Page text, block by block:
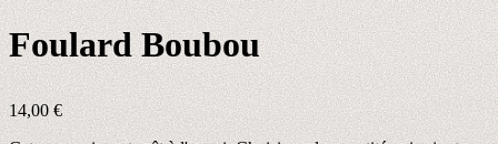
Foulard Boubou
14,00€